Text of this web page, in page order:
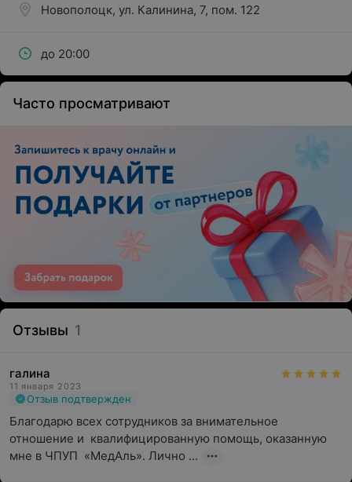
Новополоцк, ул. Калинина, 7, пом. 122
до 20:00
Часто просматривают
Отзывы 1
галина
11 января 2023
Отзыв подтвержден
Благодарю всех сотрудников за внимательное
отношение и  квалифицированную помощь, оказанную
мне в ЧПУП  «МедАль». Лично ...